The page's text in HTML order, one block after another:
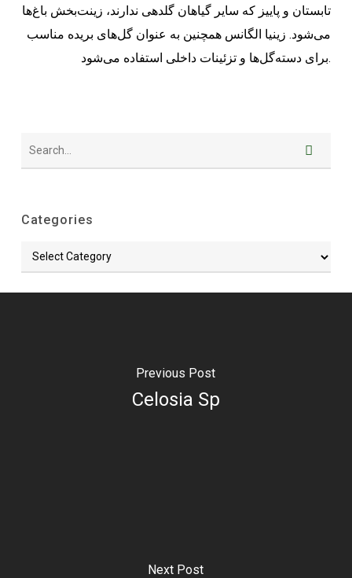
تابستان و پاییز که سایر گیاهان گلدهی ندارند، زینت‌بخش باغ‌ها
می‌شود. زینیا الگانس همچنین به عنوان گل‌های بریده مناسب
برای دسته‌گل‌ها و تزئینات داخلی استفاده می‌شود.
Categories
Categories
Previous Post
Celosia Sp
Next Post